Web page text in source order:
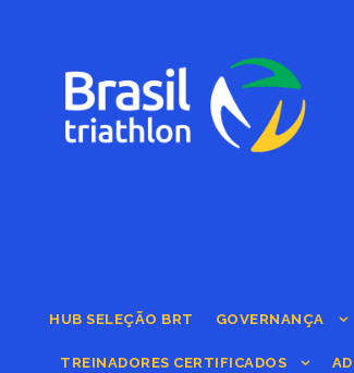
HUB SELEÇÃO BRT GOVERNANÇA
TREINADORES CERTIFICADOS